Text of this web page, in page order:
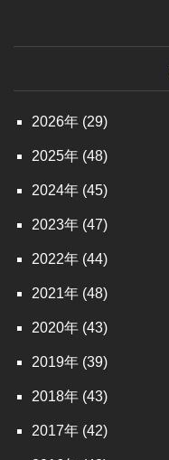
2026 (29)
2025 (48)
2024 (45)
2023 (47)
2022 (44)
2021 (48)
2020 (43)
2019 (39)
2018 (43)
2017 (42)